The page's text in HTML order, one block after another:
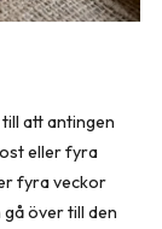
att antingen
eller fyra
fyra veckor
över till den